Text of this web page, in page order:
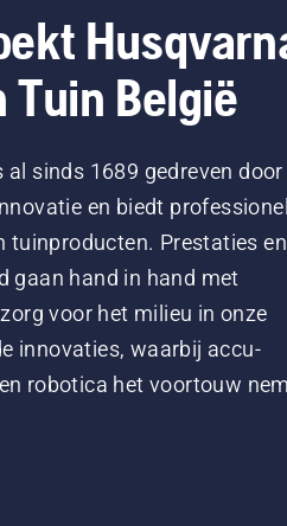
Tuin België
al sinds 1689 gedreven door
en biedt
tuinproducten. Prestaties en
gaan hand in hand met
voor het milieu in onze
innovaties, waarbij accu-
robotica het voortouw